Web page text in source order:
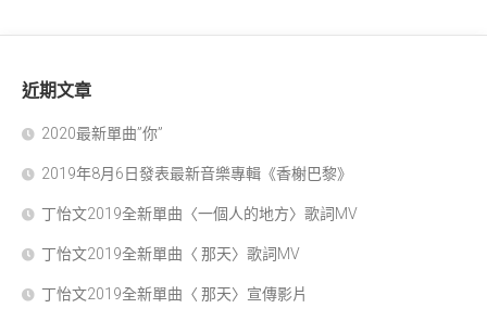
近期文章
2020最新單曲”你”
2019年8月6日發表最新音樂專輯《香榭巴黎》
丁怡文2019全新單曲〈一個人的地方〉歌詞MV
丁怡文2019全新單曲〈 那天〉歌詞MV
丁怡文2019全新單曲〈 那天〉宣傳影片